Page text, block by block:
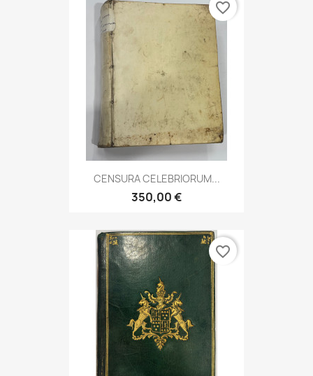
CENSURA CELEBRIORUM...
350,00 €
favorite_border
favorite_border